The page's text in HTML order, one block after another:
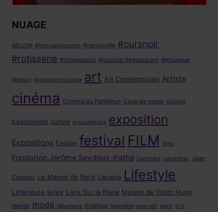
NUAGE
#BOZAR #festivaldecannes #nancyville #oursnoir
#rotisserie #villedeparis @cuisine @restaurant @musique
@nancy @oursnoirrotisserie art Art Contemporain Artiste
cinéma Cinéma du Panthéon Coup de coeur cuisine
traditionnelle culture documentaire exposition
Expositions Fashion festival FILM films
Fondation Jérôme Seydoux-Pathé Gallimard Gérardmer Jean
Cocteau Le Manoir de Paris Librairie Lifestyle
Littérature livres Livre Sur la Place Maison de Victor Hugo
Menton mode Mountains musique Napoléon ours noir paris prix